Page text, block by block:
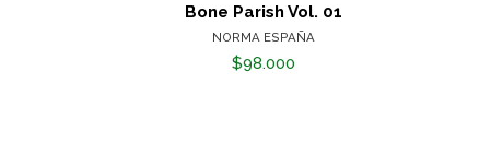
Bone Parish Vol. 01
NORMA ESPAÑA
$98.000